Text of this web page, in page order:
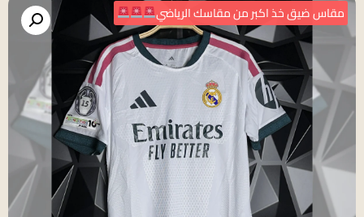
مقاس ضيق خذ اكبر من مقاسك الرياضي